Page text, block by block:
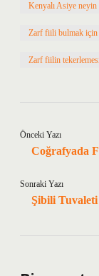
Kenyalı Asiye neyin
Zarf fiili bulmak için
Zarf fiilin
Önceki Yazı
Coğrafyada
Sonraki Yazı
Şibili